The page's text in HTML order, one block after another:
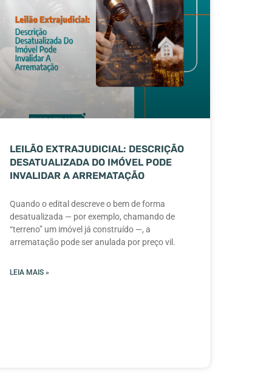
LEILÃO EXTRAJUDICIAL: DESCRIÇÃO
DESATUALIZADA DO IMÓVEL PODE
INVALIDAR A ARREMATAÇÃO
Quando o edital descreve o bem de forma
desatualizada — por exemplo, chamando de
“terreno” um imóvel já construído —, a
arrematação pode ser anulada por preço vil.
LEIA MAIS »